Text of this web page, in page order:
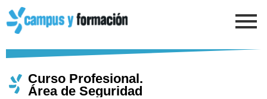
contenido
Curso Profesional.
Área de Seguridad​